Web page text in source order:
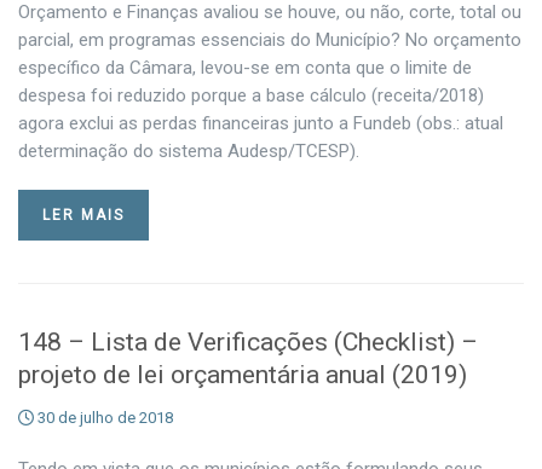
Orçamento e Finanças avaliou se houve, ou não, corte, total ou
parcial, em programas essenciais do Município? No orçamento
específico da Câmara, levou-se em conta que o limite de
despesa foi reduzido porque a base cálculo (receita/2018)
agora exclui as perdas financeiras junto a Fundeb (obs.: atual
determinação do sistema Audesp/TCESP).
LER MAIS
148 – Lista de Verificações (Checklist) –
projeto de lei orçamentária anual (2019)
30 de julho de 2018